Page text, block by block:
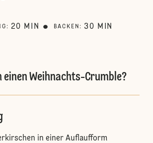
: 20 MIN BACKEN : 30 MIN
einen Weihnachts-Crumble?
in einer Auflaufform